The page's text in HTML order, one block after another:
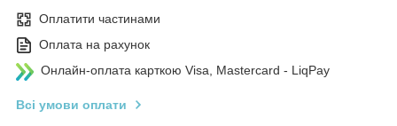
Оплатити частинами
Оплата на рахунок
Онлайн-оплата карткою Visa, Mastercard - LiqPay
Всі умови оплати